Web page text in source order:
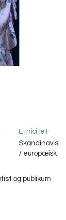
Etnicitet
Skandinavisk
/ europæisk
og publikum